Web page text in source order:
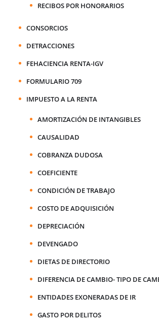
RECIBOS POR HONORARIOS
CONSORCIOS
DETRACCIONES
FEHACIENCIA RENTA-IGV
FORMULARIO 709
IMPUESTO A LA RENTA
AMORTIZACIÓN DE INTANGIBLES
CAUSALIDAD
COBRANZA DUDOSA
COEFICIENTE
CONDICIÓN DE TRABAJO
COSTO DE ADQUISICIÓN
DEPRECIACIÓN
DEVENGADO
DIETAS DE DIRECTORIO
DIFERENCIA DE CAMBIO- TIPO DE
ENTIDADES EXONERADAS DE IR
GASTO POR DELITOS